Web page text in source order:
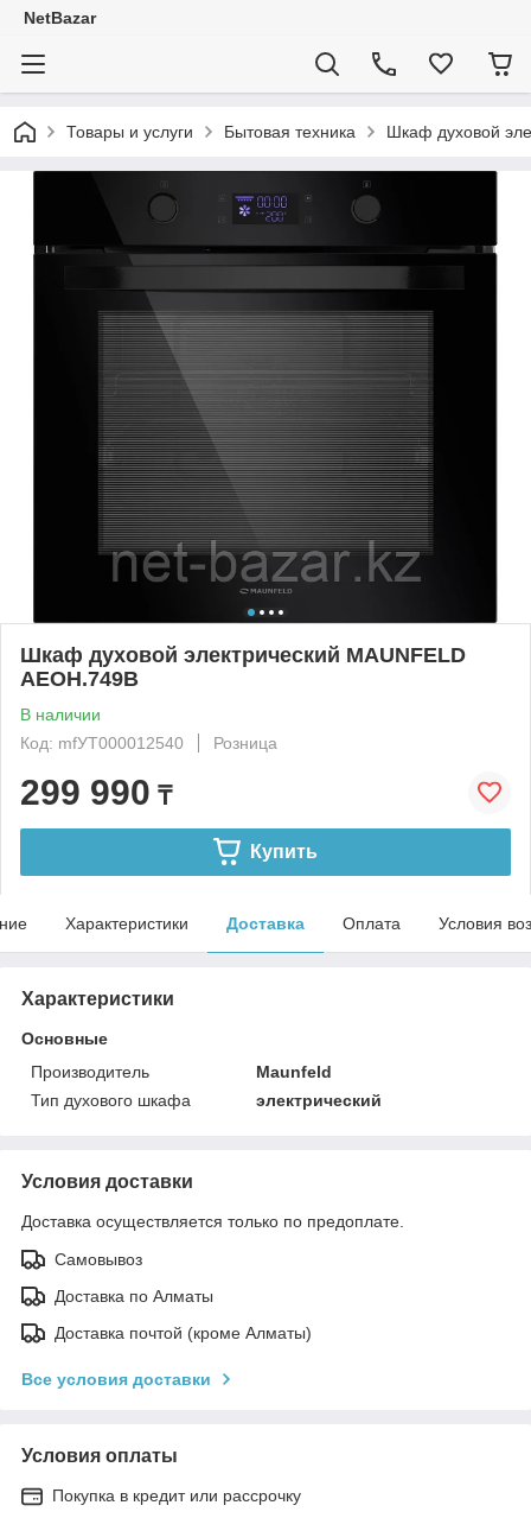
NetBazar
Товары и услуги Бытовая техника Шкаф духовой
Шкаф духовой электрический MAUNFELD
AEOH.749B
В наличии
Код: mfУТ000012540
Розница
299 990 ₸
Купить
Характеристики Доставка Оплата Условия
Характеристики
Основные
Производитель
Maunfeld
Тип духового шкафа
электрический
Условия доставки
Доставка осуществляется только по предоплате.
Самовывоз
Доставка по Алматы
Доставка почтой (кроме Алматы)
Все условия доставки
Условия оплаты
Покупка в кредит или рассрочку